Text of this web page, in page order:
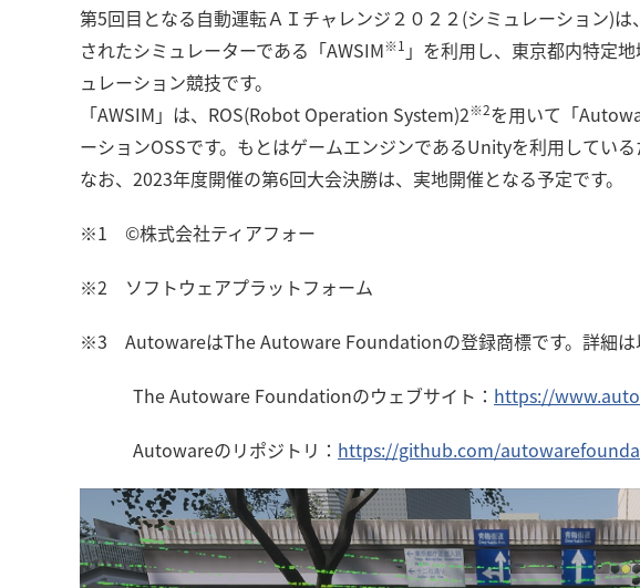
第5回目となる自動運転ＡＩチャレンジ２０２２(シミュレーション)
されたシミュレーターである「AWSIM※1 」を利用し、東京都内特定
ュレーション競技です。
「AWSIM」は、ROS(Robot Operation System)2※2を用いて「
ーションOSSです。もとはゲームエンジンであるUnityを利用してい
なお、2023年度開催の第6回大会決勝は、実地開催となる予定です。
※1 ©株式会社ティアフォー
※2 ソフトウェアプラットフォーム
※3 AutowareはThe Autoware Foundationの登録商標です。詳細は
The Autoware Foundationのウェブサイト： https://
Autowareのリポジトリ： https://github.com/